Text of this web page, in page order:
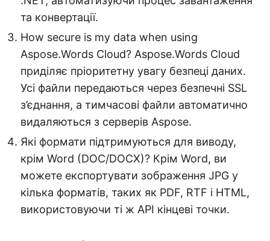
та конвертації.
How secure is my data when using
Aspose.Words Cloud? Aspose.Words Cloud
приділяє пріоритетну увагу безпеці даних.
Усі файли передаються через безпечні SSL
з’єднання, а тимчасові файли автоматично
видаляються з серверів Aspose.
Які формати підтримуються для виводу,
крім Word (DOC/DOCX)? Крім Word, ви
можете експортувати зображення JPG у
кілька форматів, таких як PDF, RTF і HTML,
використовуючи ті ж API кінцеві точки.